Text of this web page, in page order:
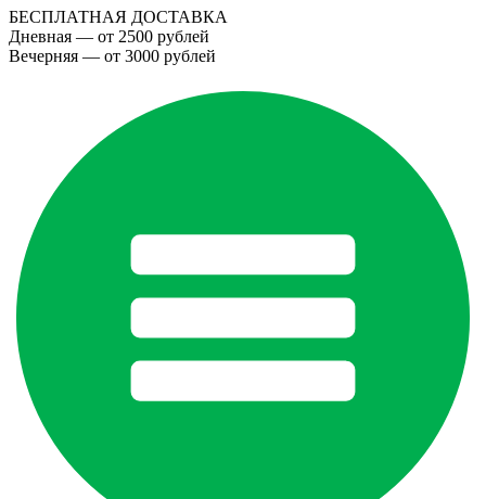
БЕСПЛАТНАЯ ДОСТАВКА
Дневная — от 2500 рублей
Вечерняя — от 3000 рублей